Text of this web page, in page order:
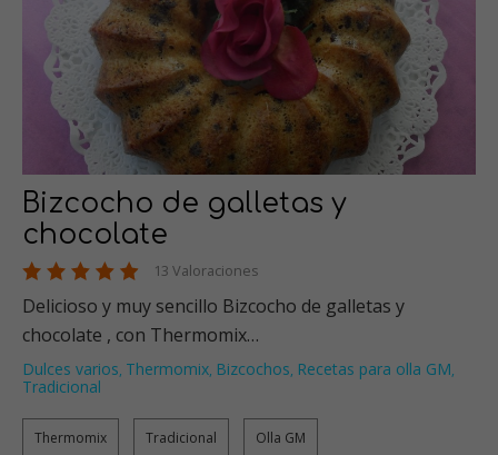
Bizcocho de galletas y
chocolate
13 Valoraciones
Delicioso y muy sencillo Bizcocho de galletas y
chocolate , con Thermomix…
Dulces varios, Thermomix, Bizcochos, Recetas para olla GM,
Tradicional
Thermomix Tradicional Olla GM